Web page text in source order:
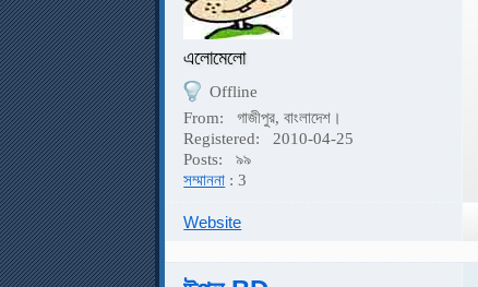
এলোমেলো
Offline
From:
গাজীপুর, বাংলাদেশ।
Registered:
2010-04-25
Posts:
৯৯
সম্মাননা : 3
Website